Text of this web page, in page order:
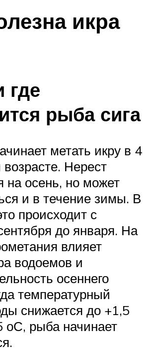
икра
где
рыба сига
метать икру в 4
Нерест
на осень, но может
и в течение зимы. В
происходит с
до января. На
влияет
водоемов и
осеннего
температурный
снижается до +1,5
оС, рыба начинает